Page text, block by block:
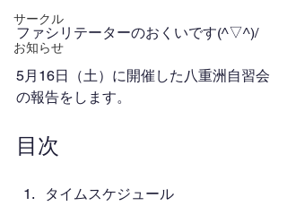
サークル
お知らせ
ファシリテーターのおくいです(^▽^)/
5月16日（土）に開催した八重洲自習会
の報告をします。
目次
タイムスケジュール